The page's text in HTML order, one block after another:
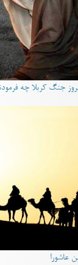
جنگ کربلا چه
عاشورا